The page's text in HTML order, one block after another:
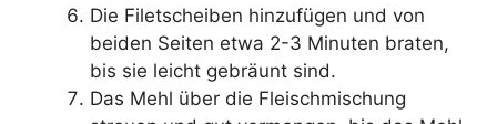
Die Filetscheiben hinzufügen und von
beiden Seiten etwa 2-3 Minuten braten,
bis sie leicht gebräunt sind.
Das Mehl über die Fleischmischung